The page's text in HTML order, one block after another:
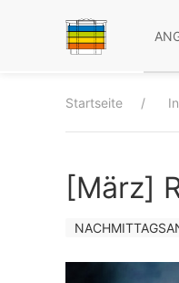
Startseite
[März]